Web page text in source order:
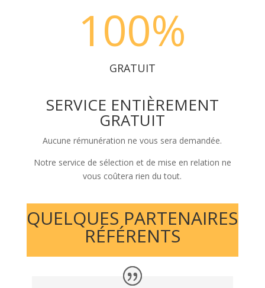
100%
GRATUIT
SERVICE ENTIÈREMENT
GRATUIT
Aucune rémunération ne vous sera demandée.
Notre service de sélection et de mise en relation ne
vous coûtera rien du tout.
QUELQUES PARTENAIRES
RÉFÉRENTS